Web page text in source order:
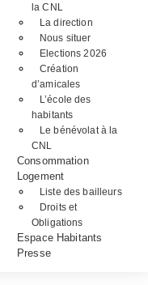
la CNL
La direction
Nous situer
Elections 2026
Création
d’amicales
L’école des
habitants
Le bénévolat à la
CNL
Consommation
Logement
Liste des bailleurs
Droits et
Obligations
Espace Habitants
Presse